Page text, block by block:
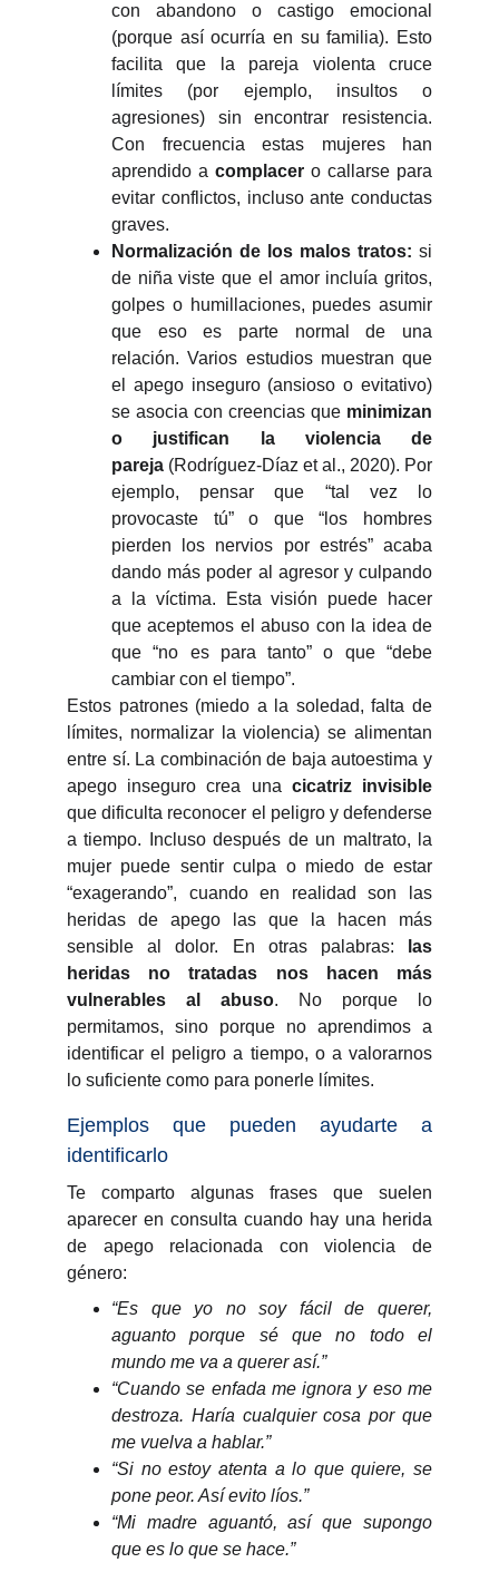
con abandono o castigo emocional
(porque así ocurría en su familia). Esto
facilita que la pareja violenta cruce
límites (por ejemplo, insultos o
agresiones) sin encontrar resistencia.
Con frecuencia estas mujeres han
aprendido a complacer o callarse para
evitar conflictos, incluso ante conductas
graves.
Normalización de los malos tratos: si
de niña viste que el amor incluía gritos,
golpes o humillaciones, puedes asumir
que eso es parte normal de una
relación. Varios estudios muestran que
el apego inseguro (ansioso o evitativo)
se asocia con creencias que minimizan
o justifican la violencia de
pareja (Rodríguez-Díaz et al., 2020). Por
ejemplo, pensar que “tal vez lo
provocaste tú” o que “los hombres
pierden los nervios por estrés” acaba
dando más poder al agresor y culpando
a la víctima. Esta visión puede hacer
que aceptemos el abuso con la idea de
que “no es para tanto” o que “debe
cambiar con el tiempo”.
Estos patrones (miedo a la soledad, falta de
límites, normalizar la violencia) se alimentan
entre sí. La combinación de baja autoestima y
apego inseguro crea una cicatriz invisible
que dificulta reconocer el peligro y defenderse
a tiempo. Incluso después de un maltrato, la
mujer puede sentir culpa o miedo de estar
“exagerando”, cuando en realidad son las
heridas de apego las que la hacen más
sensible al dolor. En otras palabras:
las
heridas no tratadas nos hacen más
vulnerables al abuso. No porque lo
permitamos, sino porque no aprendimos a
identificar el peligro a tiempo, o a valorarnos
lo suficiente como para ponerle límites.
Ejemplos que pueden ayudarte a
identificarlo
Te comparto algunas frases que suelen
aparecer en consulta cuando hay una herida
de apego relacionada con violencia de
género:
“Es que yo no soy fácil de querer,
aguanto porque sé que no todo el
mundo me va a querer así.”
“Cuando se enfada me ignora y eso me
destroza. Haría cualquier cosa por que
me vuelva a hablar.”
“Si no estoy atenta a lo que quiere, se
pone peor. Así evito líos.”
“Mi madre aguantó, así que supongo
que es lo que se hace.”